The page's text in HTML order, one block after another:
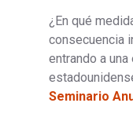
¿En qué
consecuencia
entrando a
Seminario